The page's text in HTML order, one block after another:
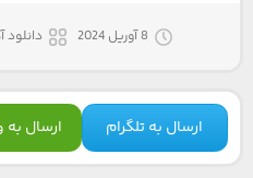
8 آوریل 2024
ارسال به تلگرام ارسال به